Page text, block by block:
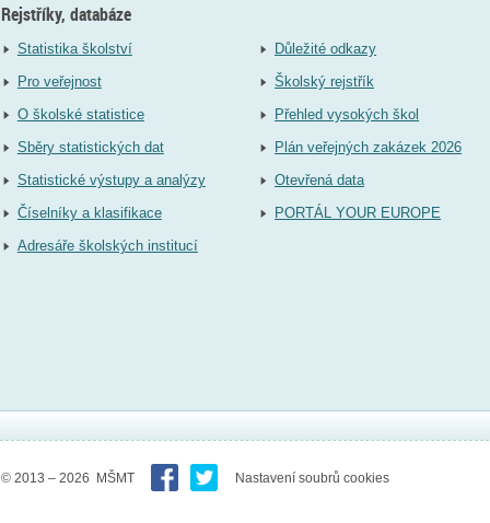
Rejstříky, databáze
Statistika školství
Pro veřejnost
O školské statistice
Sběry statistických dat
Statistické výstupy a analýzy
Číselníky a klasifikace
Adresáře školských institucí
Důležité odkazy
Školský rejstřík
Přehled vysokých škol
Plán veřejných zakázek 2026
Otevřená data
PORTÁL YOUR EUROPE
© 2013 – 2026 MŠMT Nastavení soubrů cookies